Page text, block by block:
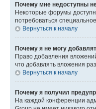
Почему мне недоступны
Некоторые форумы
потребоваться
Вернуться к началу
Почему я не могу
Право добавления
что добавлять вложения
Вернуться к началу
Почему я получил
На каждой конференции